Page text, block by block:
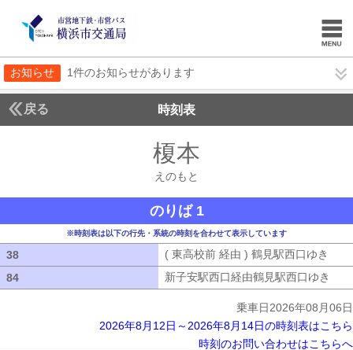
お知らせ 1件のお知らせがあります
戻る 時刻表
榎本
えのもと
のりば 1
※時刻表は以下の行先・系統の時刻を合わせて表示しています
38 ( 東高校前 経由 ) 鶴見駅西口ゆき
84
新子安駅西口経由鶴見駅西口ゆき
乗車日2026年08月06日
2026年8月12日～2026年8月14日の時刻表はこちら
時刻のお問い合わせはこちらへ